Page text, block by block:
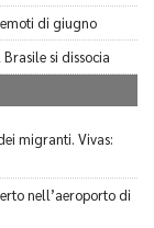
di giugno
si dissocia
migranti. Vivas:
nell’aeroporto di